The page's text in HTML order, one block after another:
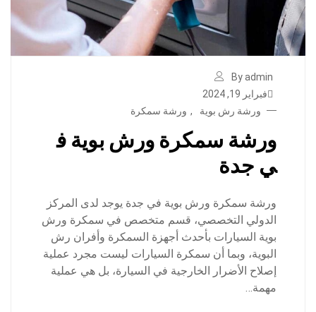
By admin
فبراير 19, 2024
ورشة رش بوية
, ورشة سمكرة
ورشة سمكرة ورش بوية ف
ي جدة
ورشة سمكرة ورش بوية في جدة يوجد لدى المركز
الدولي التخصصي، قسم متخصص في سمكرة ورش
بوية السيارات بأحدث أجهزة السمكرة وأفران رش
البوية، وبما أن سمكرة السيارات ليست مجرد عملية
إصلاح الأضرار الخارجية في السيارة، بل هي عملية
مهمة…